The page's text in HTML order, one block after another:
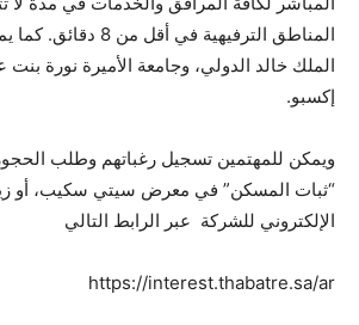
المناطق الترفيهية في
الملك خالد الدولي، وجامعة الأميرة نورة
إكسبو.
ويمكن للمهتمين تسجيل رغباتهم وطلب
“ثبات المسكن” في معرض سيتي سكيب، أو
الإلكتروني للشركة عبر الرابط التالي
https://interest.thabatre.sa/ar